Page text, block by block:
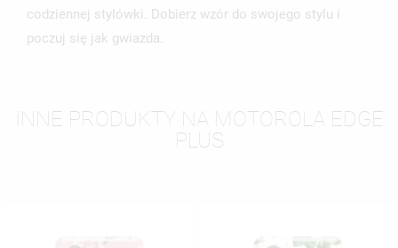
codziennej stylówki. Dobierz wzór do swojego stylu i
poczuj się jak gwiazda.
INNE PRODUKTY NA MOTOROLA EDGE
PLUS